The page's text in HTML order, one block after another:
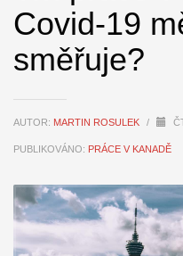
Covid-19
směřuje?
AUTOR: MARTIN ROSULEK /
PUBLIKOVÁNO: PRÁCE V KANADĚ